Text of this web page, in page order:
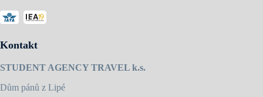
Kontakt
STUDENT AGENCY TRAVEL k.s.
Dům pánů z Lipé